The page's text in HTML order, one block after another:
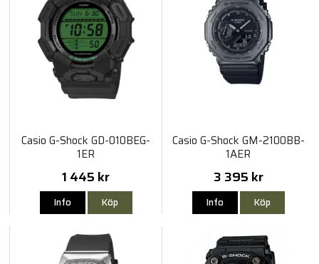
Casio G-Shock GD-010BEG-
1ER
1 445 kr
Info Köp
Casio G-Shock GM-2100BB-
1AER
3 395 kr
Info Köp